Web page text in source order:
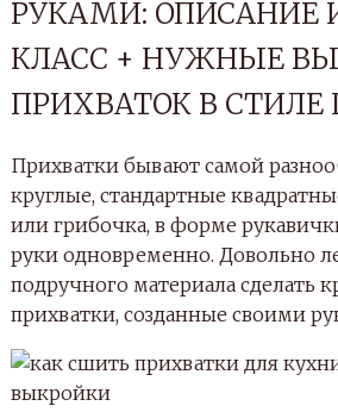
РУКАМИ: ОПИСАНИЕ
КЛАСС + НУЖНЫЕ
ПРИХВАТОК В СТИЛЕ
Прихватки бывают самой
круглые, стандартные
или грибочка, в форме
руки одновременно. Довольно
подручного материала сделать
прихватки, созданные своими